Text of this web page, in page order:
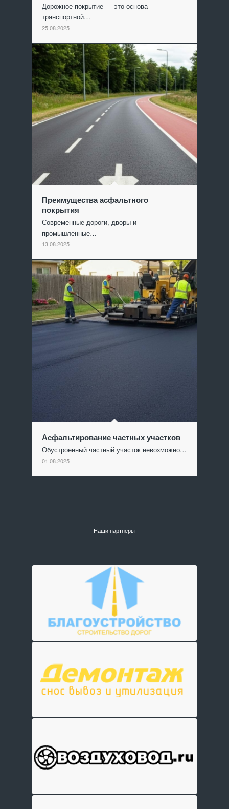
Дорожное покрытие — это основа
транспортной…
25.08.2025
Преимущества асфальтного
покрытия
Современные дороги, дворы и
промышленные…
13.08.2025
Асфальтирование частных участков
Обустроенный частный участок невозможно…
01.08.2025
Наши партнеры